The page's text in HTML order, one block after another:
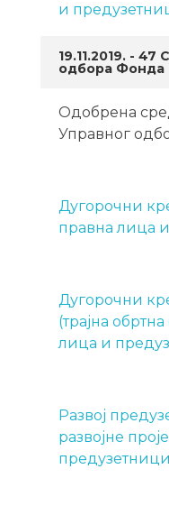
и
19.11.2019. -
одбора Фонда
Одобрена
Управног
Дугорочни
правна лица
Дугорочни
(трајна
лица и
Развој
развојне
предузетници